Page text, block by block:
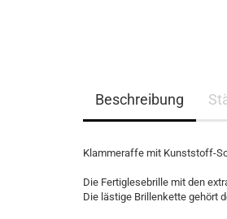
Beschreibung
Klammeraffe mit Kunststoff-
Die Fertiglesebrille mit den
Die lästige Brillenkette gehört